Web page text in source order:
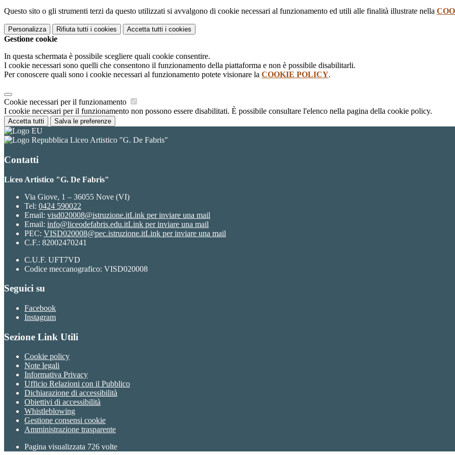
Questo sito o gli strumenti terzi da questo utilizzati si avvalgono di cookie necessari al funzionamento ed utili alle finalità illustrate nella
Personalizza Rifiuta tutti i cookies Accetta tutti i cookies
Gestione cookie
In questa schermata è possibile scegliere quali cookie consentire.
I cookie necessari sono quelli che consentono il funzionamento della piattaforma e non è possibile disabilitarli.
Per conoscere quali sono i cookie necessari al funzionamento potete visionare la COOKIE POLICY.
Cookie necessari per il funzionamento
I cookie necessari per il funzionamento non possono essere disabilitati. È possibile consultare l'elenco nella pagina della cookie policy.
Accetta tutti Salva le preferenze
Liceo Artistico "G. De Fabris"
Contatti
Liceo Artistico "G. De Fabris"
Via Giove, 1 – 36055 Nove (VI)
Tel: 0424 590022
Email: visd020008@istruzione.itLink per inviare una mail
Email: info@liceodefabris.edu.itLink per inviare una mail
PEC: VISD020008@pec.istruzione.itLink per inviare una mail
C.F.: 82002470241
C.U.F. UFT7VD
Codice meccanografico: VISD020008
Seguici su
Facebook
Instagram
Sezione Link Utili
Cookie policy
Note legali
Informativa Privacy
Ufficio Relazioni con il Pubblico
Dichiarazione di accessibilità
Obiettivi di accessibilità
Whistleblowing
Gestione consensi cookie
Amministrazione trasparente
Pagina visualizzata 726 volte